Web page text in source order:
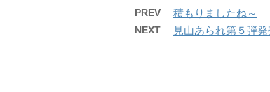
PREV 積もりましたね～
NEXT 見山あられ第５弾